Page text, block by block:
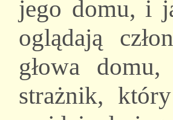
jego domu, i
oglądają
głowa
strażnik,